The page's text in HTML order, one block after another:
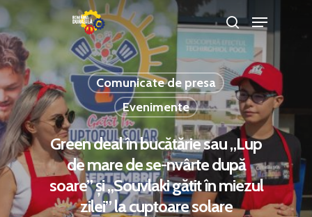
Hit enter to search or ESC to close
Comunicate de presa
Evenimente
Green deal în bucătărie sau „Lup
de mare de se-nvârte după
soare” și „Souvlaki gătit în miezul
zilei” la cuptoare solare